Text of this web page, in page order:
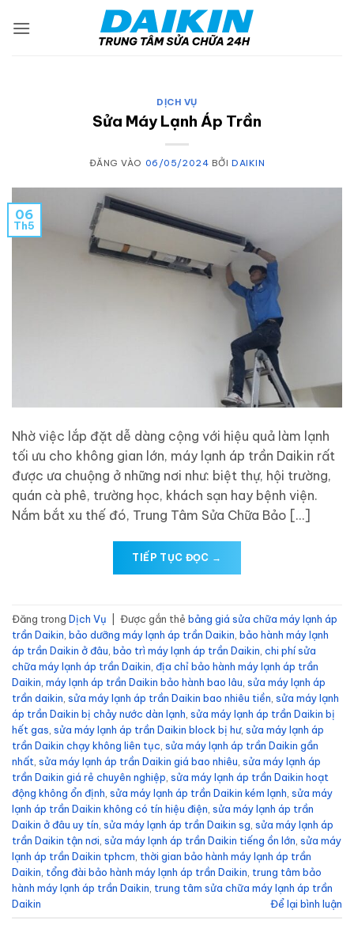
qua
DỊCH VỤ
Sửa Máy Lạnh Áp Trần
ĐĂNG VÀO 06/05/2024 BỞIDAIKIN
06
Th5
Nhờ việc lắp đặt dễ dàng cộng với hiệu quả làm lạnh
tối ưu cho không gian lớn, máy lạnh áp trần Daikin rất
được ưa chuộng ở những nơi như: biệt thự, hội trường,
quán cà phê, trường học, khách sạn hay bệnh viện.
Nắm bắt xu thế đó, Trung Tâm Sửa Chữa Bảo […]
TIẾP TỤC ĐỌC →
Đăng trong Dịch Vụ Được gắn thẻ bảng giá sửa chữa máy lạnh áp
trần Daikin bảo dưỡng máy lạnh áp trần Daikin bảo hành máy lạnh
áp trần Daikin ở đâu bảo trì máy lạnh áp trần Daikin chi phí sửa
chữa máy lạnh áp trần Daikin địa chỉ bảo hành máy lạnh áp trần
Daikin máy lạnh áp trần Daikin bảo hành bao lâu sửa máy lạnh áp
trần daikin sửa máy lạnh áp trần Daikin bao nhiêu tiền sửa máy lạnh
áp trần Daikin bị chảy nước dàn lạnh sửa máy lạnh áp trần Daikin bị
hết gas sửa máy lạnh áp trần Daikin block bị hư, sửa máy lạnh áp
trần Daikin chạy không liên tục sửa máy lạnh áp trần Daikin gần
nhất sửa máy lạnh áp trần Daikin giá bao nhiêu sửa máy lạnh áp
trần Daikin giá rẻ chuyên nghiệp sửa máy lạnh áp trần Daikin hoạt
động không ổn định sửa máy lạnh áp trần Daikin kém lạnh sửa máy
lạnh áp trần Daikin không có tín hiệu điện sửa máy lạnh áp trần
Daikin ở đâu uy tín sửa máy lạnh áp trần Daikin sg sửa máy lạnh áp
trần Daikin tận nơi sửa máy lạnh áp trần Daikin tiếng ồn lớn sửa máy
lạnh áp trần Daikin tphcm thời gian bảo hành máy lạnh áp trần
Daikin tổng đài bảo hành máy lạnh áp trần Daikin trung tâm bảo
hành máy lạnh áp trần Daikin trung tâm sửa chữa máy lạnh áp trần
Daikin
Để lại bình luận